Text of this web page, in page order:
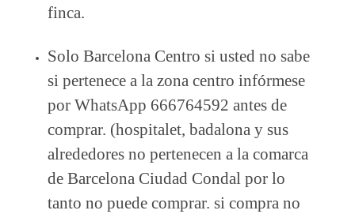
finca.
Solo Barcelona Centro si usted no sabe
si pertenece a la zona centro infórmese
por WhatsApp 666764592 antes de
comprar. (hospitalet, badalona y sus
alrededores no pertenecen a la comarca
de Barcelona Ciudad Condal por lo
tanto no puede comprar. si compra no